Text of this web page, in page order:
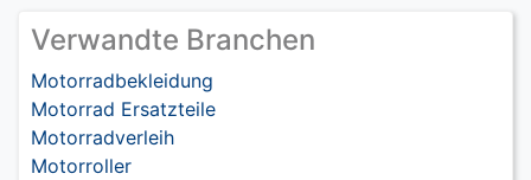
Verwandte Branchen
Motorradbekleidung
Motorrad Ersatzteile
Motorradverleih
Motorroller